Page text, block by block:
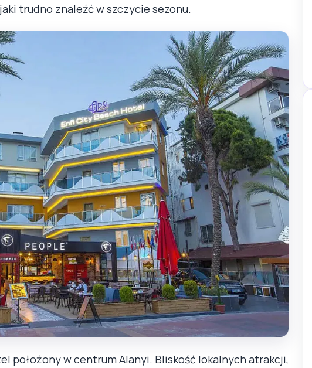
trudno znaleźć w szczycie sezonu.
położony w centrum Alanyi. Bliskość lokalnych atrakcji,